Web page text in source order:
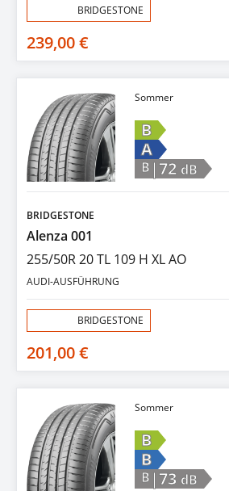
BRIDGESTONE
239,00 €
Sommer
B
A
B |72 dB
BRIDGESTONE
Alenza 001
255/50R 20 TL 109 H XL AO
AUDI-AUSFÜHRUNG
BRIDGESTONE
201,00 €
Sommer
B
B
B |73 dB